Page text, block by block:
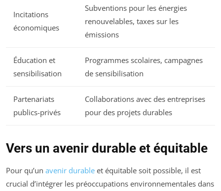
Incitations
économiques
Subventions pour les énergies
renouvelables, taxes sur les
émissions
Éducation et
sensibilisation
Programmes scolaires, campagnes
de sensibilisation
Partenariats
publics-privés
Collaborations avec des entreprises
pour des projets durables
Vers un avenir durable et équitable
Pour qu’un avenir durable et équitable soit possible, il est
crucial d’intégrer les préoccupations environnementales dans